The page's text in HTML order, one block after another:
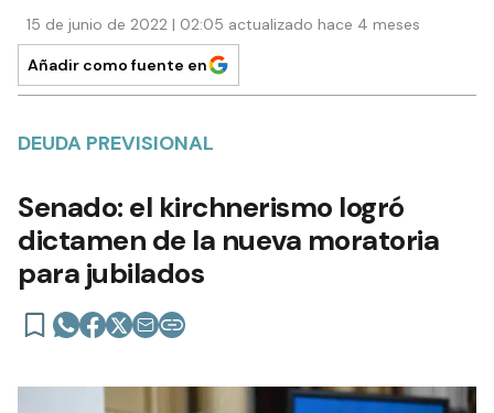
15 de junio de 2022 | 02:05 actualizado hace 4 meses
Añadir como fuente en
DEUDA PREVISIONAL
Senado: el kirchnerismo logró
dictamen de la nueva moratoria
para jubilados